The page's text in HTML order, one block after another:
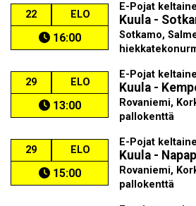
22 ELO
16:00
E-Pojat
Kuula -
Sotkamo,
29 ELO
13:00
E-Pojat
Kuula -
Rovaniemi,
pallokenttä
29 ELO
15:00
E-Pojat
Kuula -
Rovaniemi,
pallokenttä